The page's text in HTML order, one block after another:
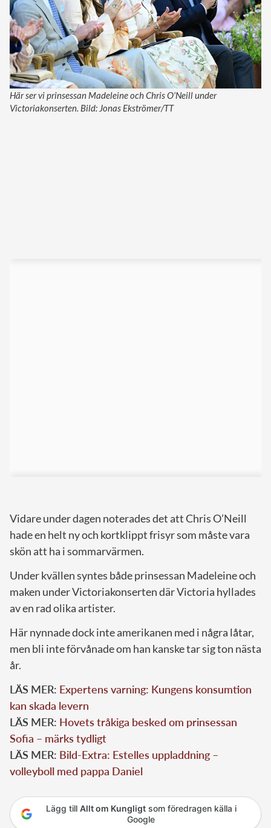
Här ser vi prinsessan Madeleine och Chris O’Neill under
Victoriakonserten. Bild: Jonas Ekströmer/TT
Vidare under dagen noterades det att Chris O’Neill
hade en helt ny och kortklippt frisyr som måste vara
skön att ha i sommarvärmen.
Under kvällen syntes både prinsessan Madeleine och
maken under Victoriakonserten där Victoria hyllades
av en rad olika artister.
Här nynnade dock inte amerikanen med i några låtar,
men bli inte förvånade om han kanske tar sig ton nästa
år.
LÄS MER: Expertens varning: Kungens konsumtion
kan skada levern
LÄS MER: Hovets tråkiga besked om prinsessan
Sofia – märks tydligt
LÄS MER: Bild-Extra: Estelles uppladdning –
volleyboll med pappa Daniel
Lägg till Allt om Kungligtsom föredragen källa i
Google